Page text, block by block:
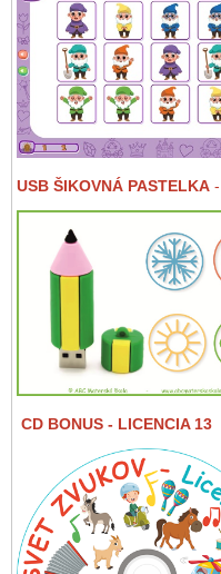
USB ŠIKOVNÁ PASTELKA -
CD BONUS - LICENCIA 13